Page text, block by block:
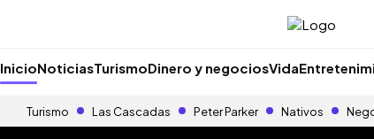
InicioNoticiasTurismoDinero y negociosVida
Turismo Las Cascadas Peter Parker Nativos